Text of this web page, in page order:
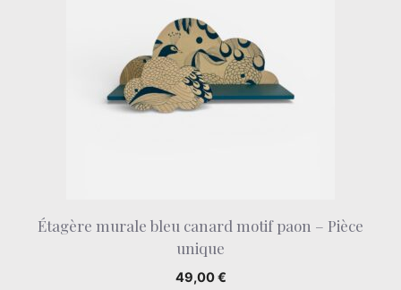
Étagère murale bleu canard motif paon – Pièce
unique
49,00€